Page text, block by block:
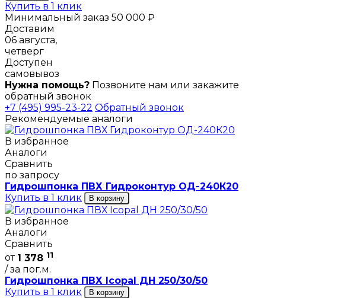
Купить в 1 клик
Минимальный заказ 50 000 ₽
Доставим
06 августа,
четверг
Доступен
самовывоз
Нужна помощь? Позвоните нам или закажите
обратный звонок
+7 (495) 995-23-22 Обратный звонок
Рекомендуемые аналоги
В избранное
Аналоги
Сравнить
по запросу
Гидрошпонка ПВХ Гидроконтур ОД-240К20
Купить в 1 клик
В корзину
В избранное
Аналоги
Сравнить
от 1 378 11
/ за пог.м.
Гидрошпонка ПВХ Icopal ДН 250/30/50
Купить в 1 клик
В корзину